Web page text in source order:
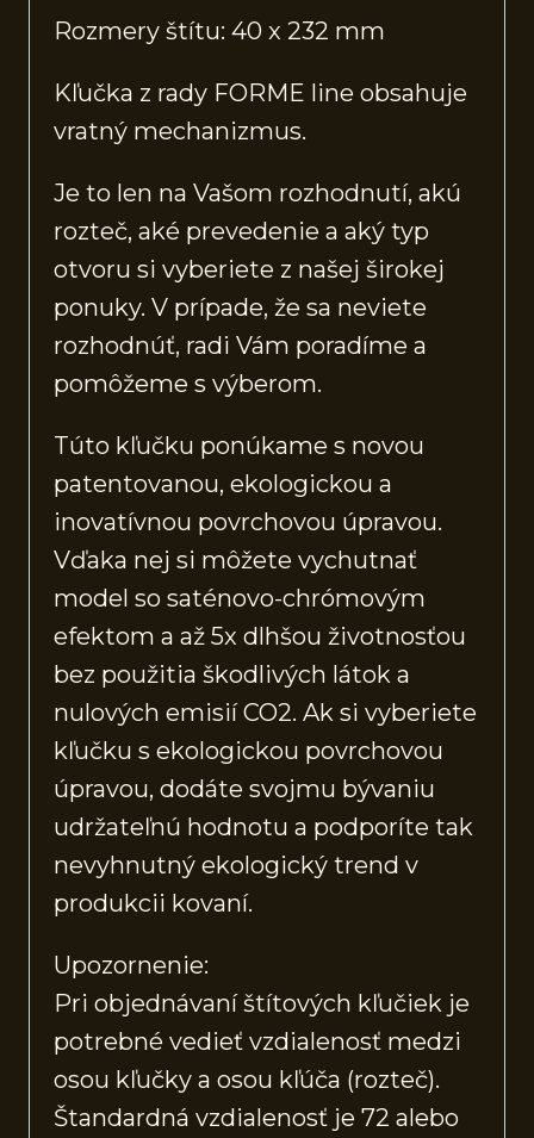
Rozmery štítu: 40 x 232 mm
Kľučka z rady FORME line obsahuje
vratný mechanizmus.
Je to len na Vašom rozhodnutí, akú
rozteč, aké prevedenie a aký typ
otvoru si vyberiete z našej širokej
ponuky. V prípade, že sa neviete
rozhodnúť, radi Vám poradíme a
pomôžeme s výberom.
Túto kľučku ponúkame s novou
patentovanou, ekologickou a
inovatívnou povrchovou úpravou.
Vďaka nej si môžete vychutnať
model so saténovo-chrómovým
efektom a až 5x dlhšou životnosťou
bez použitia škodlivých látok a
nulových emisií CO2. Ak si vyberiete
kľučku s ekologickou povrchovou
úpravou, dodáte svojmu bývaniu
udržateľnú hodnotu a podporíte tak
nevyhnutný ekologický trend v
produkcii kovaní.
Upozornenie:
Pri objednávaní štítových kľučiek je
potrebné vedieť vzdialenosť medzi
osou kľučky a osou kľúča (rozteč).
Štandardná vzdialenosť je 72 alebo